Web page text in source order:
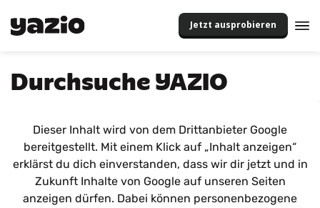
Jetzt ausprobieren
Durchsuche YAZIO
Dieser Inhalt wird von dem Drittanbieter Google
bereitgestellt. Mit einem Klick auf „Inhalt anzeigen“
erklärst du dich einverstanden, dass wir dir jetzt und in
Zukunft Inhalte von Google auf unseren Seiten
anzeigen dürfen. Dabei können personenbezogene